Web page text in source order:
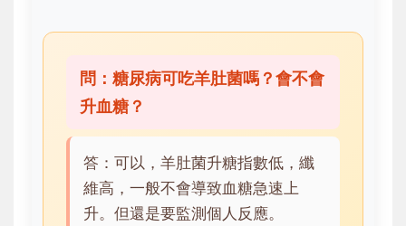
問：糖尿病可吃羊肚菌嗎？會不會
升血糖？
答：可以，羊肚菌升糖指數低，纖
維高，一般不會導致血糖急速上
升。但還是要監測個人反應。